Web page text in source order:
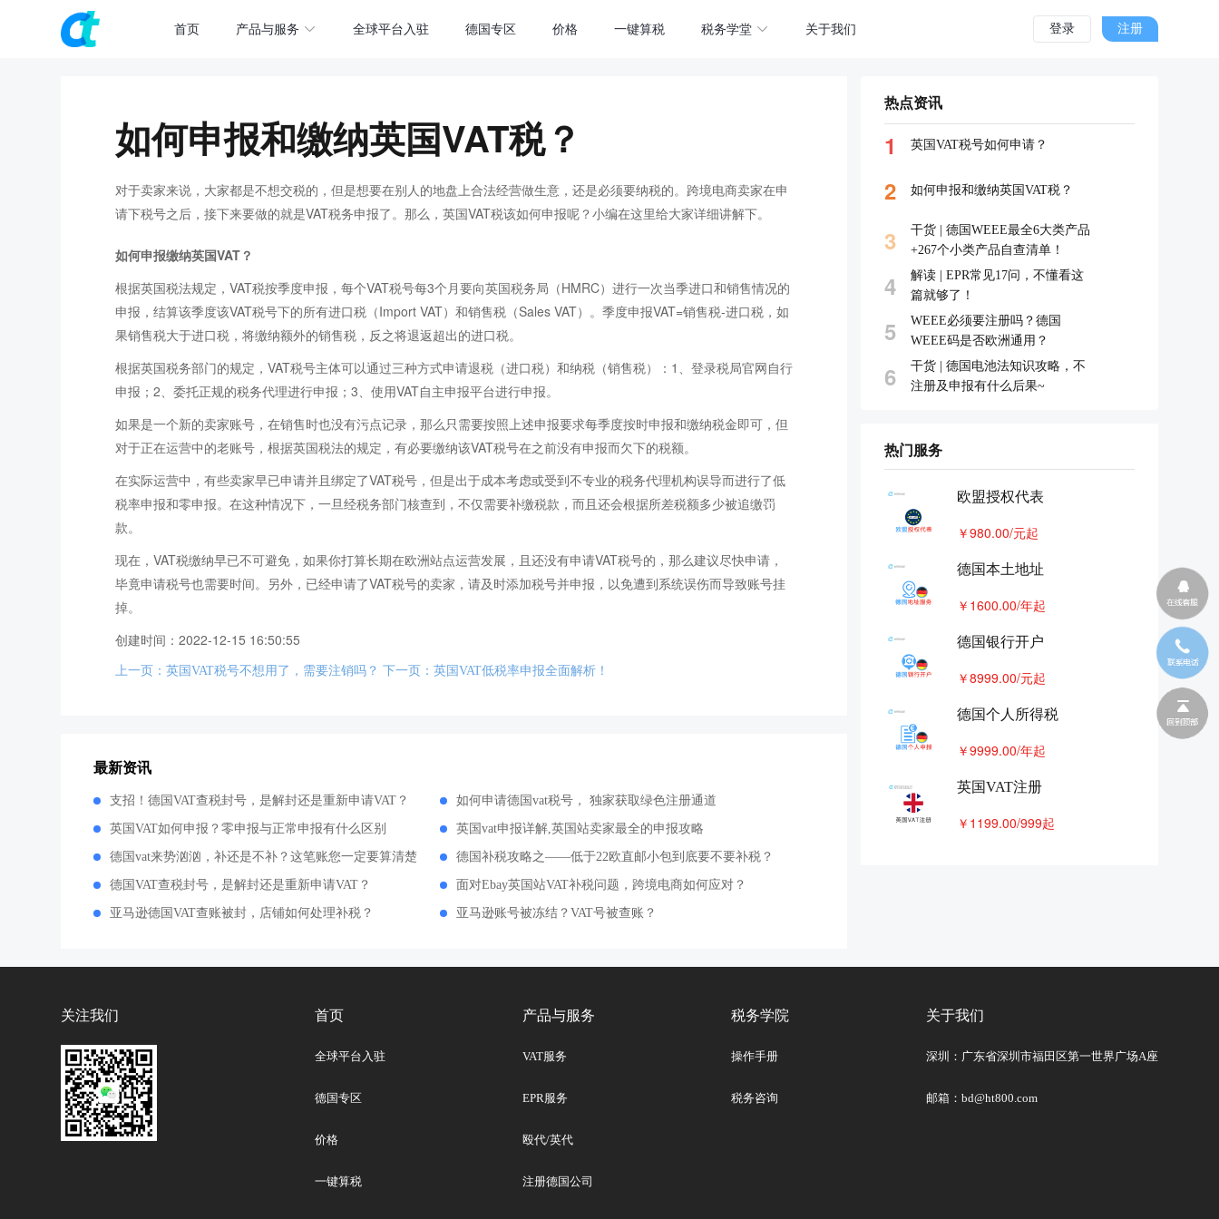
首页 产品与服务 全球平台入驻 德国专区 价格 一键算税 税务学堂 关于我们 登录 注册
如何申报和缴纳英国VAT税？
对于卖家来说，大家都是不想交税的，但是想要在别人的地盘上合法经营做生意，还是必须要纳税的。跨境电商卖家在申
请下税号之后，接下来要做的就是VAT税务申报了。那么，英国VAT税该如何申报呢？小编在这里给大家详细讲解下。
如何申报缴纳英国VAT？
根据英国税法规定，VAT税按季度申报，每个VAT税号每3个月要向英国税务局（HMRC）进行一次当季进口和销售情况的
申报，结算该季度该VAT税号下的所有进口税（Import VAT）和销售税（Sales VAT）。季度申报VAT=销售税-进口税，如
果销售税大于进口税，将缴纳额外的销售税，反之将退返超出的进口税。
根据英国税务部门的规定，VAT税号主体可以通过三种方式申请退税（进口税）和纳税（销售税）：1、登录税局官网自行
申报；2、委托正规的税务代理进行申报；3、使用VAT自主申报平台进行申报。
如果是一个新的卖家账号，在销售时也没有污点记录，那么只需要按照上述申报要求每季度按时申报和缴纳税金即可，但
对于正在运营中的老账号，根据英国税法的规定，有必要缴纳该VAT税号在之前没有申报而欠下的税额。
在实际运营中，有些卖家早已申请并且绑定了VAT税号，但是出于成本考虑或受到不专业的税务代理机构误导而进行了低
税率申报和零申报。在这种情况下，一旦经税务部门核查到，不仅需要补缴税款，而且还会根据所差税额多少被追缴罚
款。
现在，VAT税缴纳早已不可避免，如果你打算长期在欧洲站点运营发展，且还没有申请VAT税号的，那么建议尽快申请，
毕竟申请税号也需要时间。另外，已经申请了VAT税号的卖家，请及时添加税号并申报，以免遭到系统误伤而导致账号挂
掉。
创建时间：2022-12-15 16:50:55
上一页：英国VAT税号不想用了，需要注销吗？ 下一页：英国VAT低税率申报全面解析！
最新资讯
支招！德国VAT查税封号，是解封还是重新申请VAT？ 如何申请德国vat税号， 独家获取绿色注册通道
英国VAT如何申报？零申报与正常申报有什么区别 英国vat申报详解,英国站卖家最全的申报攻略
德国vat来势汹汹，补还是不补？这笔账您一定要算清楚 德国补税攻略之——低于22欧直邮小包到底要不要补税？
德国VAT查税封号，是解封还是重新申请VAT？ 面对Ebay英国站VAT补税问题，跨境电商如何应对？
亚马逊德国VAT查账被封，店铺如何处理补税？ 亚马逊账号被冻结？VAT号被查账？
热点资讯
1 英国VAT税号如何申请？
2 如何申报和缴纳英国VAT税？
3
干货 | 德国WEEE最全6大类产品
+267个小类产品自查清单！
4
解读 | EPR常见17问，不懂看这
篇就够了！
5
WEEE必须要注册吗？德国
WEEE码是否欧洲通用？
6
干货 | 德国电池法知识攻略，不
注册及申报有什么后果~
8 欧洲可以共用一个vat吗
德国VAT查税封号，是解封还是
重新申请VAT？
10
这笔账您一定要算清楚
热门服务
欧盟授权代表
￥980.00/元起
德国本土地址
￥1600.00/年起
德国银行开户
￥8999.00/元起
德国个人所得税
￥9999.00/年起
英国VAT注册
￥1199.00/999起
关注我们 首页
全球平台入驻
德国专区
价格
一键算税
产品与服务
VAT服务
EPR服务
殴代/英代
注册德国公司
税务学院
操作手册
税务咨询
关于我们
深圳：广东省深圳市福田区第一世界广场A座
邮箱：bd@ht800.com